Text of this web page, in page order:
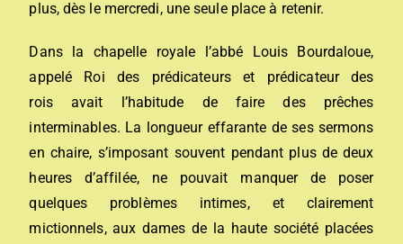
plus, dès le mercredi, une seule place à retenir.
Dans la chapelle royale l’abbé Louis Bourdaloue,
appelé Roi des prédicateurs et prédicateur des
rois avait l’habitude de faire des prêches
interminables. La longueur effarante de ses sermons
en chaire, s’imposant souvent pendant plus de deux
heures d’affilée, ne pouvait manquer de poser
quelques problèmes intimes, et clairement
mictionnels, aux dames de la haute société placées